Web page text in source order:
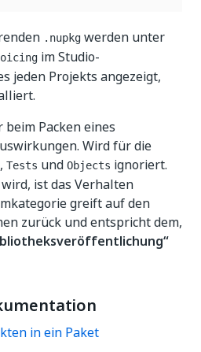
.nupkg werden unter
im Studio-
jeden Projekts angezeigt,
Packen eines
Wird für die
, Tests und Objects ignoriert.
ist das Verhalten
greift auf den
zurück und entspricht dem,
in ein Paket